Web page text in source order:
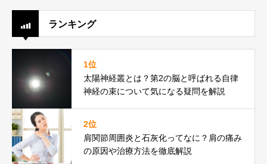
ランキング
1位
太陽神経叢とは？第2の脳と呼ばれる自律
神経の束について気になる疑問を解説
2位
肩関節周囲炎と石灰化ってなに？肩の痛み
の原因や治療方法を徹底解説